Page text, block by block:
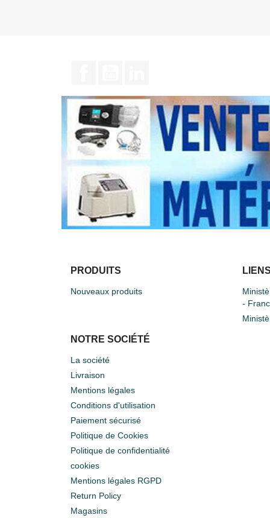
PRODUITS
Nouveaux produits
-
NOTRE SOCIÉTÉ
La société
Livraison
Mentions légales
Conditions d'utilisation
Paiement sécurisé
Politique de Cookies
Politique de confidentialité
cookies
Mentions légales RGPD
Return Policy
Magasins